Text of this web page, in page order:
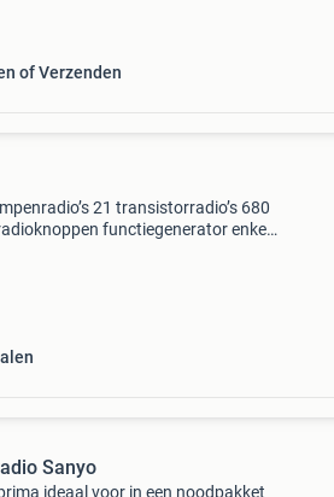
of Verzenden
21 transistorradio’s 680
functiegenerator enkele
Sanyo
ideaal voor in een noodpakket